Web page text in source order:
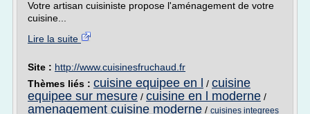
Votre artisan cuisiniste propose l'aménagement de votre
cuisine...
Lire la suite
Site : http://www.cuisinesfruchaud.fr
Thèmes liés : cuisine equipee en l / cuisine
equipee sur mesure / cuisine en l moderne /
amenagement cuisine moderne / cuisines integrees